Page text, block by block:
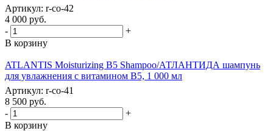
Артикул: r-co-42
4 000 руб.
-
+
В корзину
ATLANTIS Moisturizing B5 Shampoo/АТЛАНТИДА шампунь
для увлажнения с витамином В5, 1 000 мл
Артикул: r-co-41
8 500 руб.
-
+
В корзину